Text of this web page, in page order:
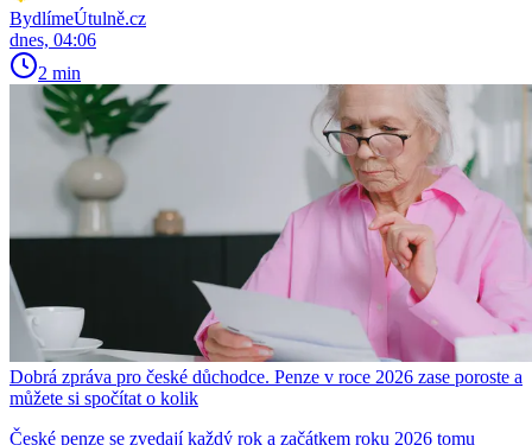
BydlímeÚtulně.cz
dnes, 04:06
2 min
Dobrá zpráva pro české důchodce. Penze v roce 2026 zase poroste a
můžete si spočítat o kolik
České penze se zvedají každý rok a začátkem roku 2026 tomu